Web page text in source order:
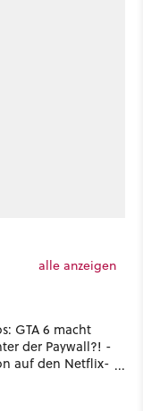
alle anzeigen
GTA 6 macht
der Paywall?! -
auf den Netflix-